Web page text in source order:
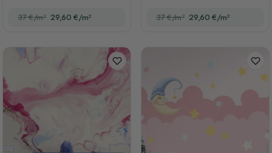
37 €/m² 29,60 €/m² 37 €/m² 29,60 €/m²